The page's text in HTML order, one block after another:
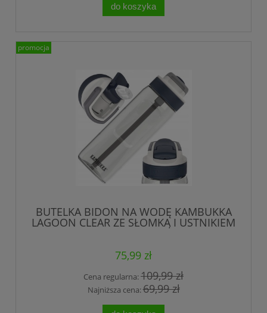
do koszyka
BUTELKA BIDON NA WODĘ KAMBUKKA
LAGOON CLEAR ZE SŁOMKĄ I USTNIKIEM
75,99 zł
Cena regularna:109,99 zł
Najniższa cena:69,99 zł
promocja